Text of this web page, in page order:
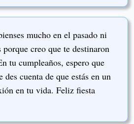
mucho en el pasado ni
porque creo que te destinaron
tu cumpleaños, espero que
des cuenta de que estás en un
en tu vida. Feliz fiesta